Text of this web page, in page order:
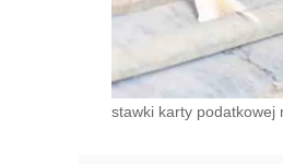
stawki karty podatkowej